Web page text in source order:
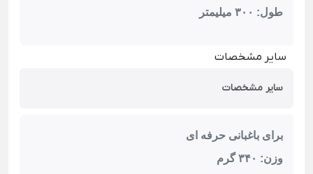
طول: ۳۰۰ میلیمتر
سایر مشخصات
سایر مشخصات
برای باغبانی حرفه ای
وزن: ۳۴۰ گرم